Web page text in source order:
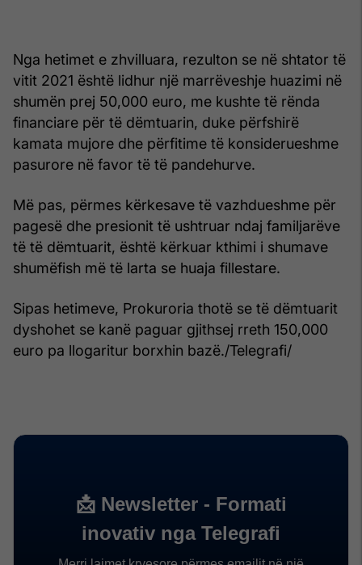
Nga hetimet e zhvilluara, rezulton se në shtator të
vitit 2021 është lidhur një marrëveshje huazimi në
shumën prej 50,000 euro, me kushte të rënda
financiare për të dëmtuarin, duke përfshirë
kamata mujore dhe përfitime të konsiderueshme
pasurore në favor të të pandehurve.
Më pas, përmes kërkesave të vazhdueshme për
pagesë dhe presionit të ushtruar ndaj familjarëve
të të dëmtuarit, është kërkuar kthimi i shumave
shumëfish më të larta se huaja fillestare.
Sipas hetimeve, Prokuroria thotë se të dëmtuarit
dyshohet se kanë paguar gjithsej rreth 150,000
euro pa llogaritur borxhin bazë./Telegrafi/